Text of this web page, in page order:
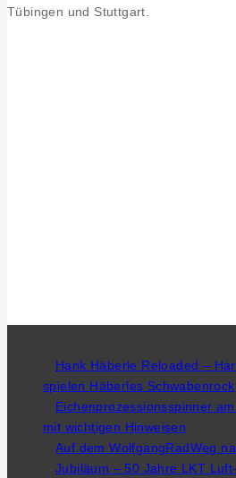
Tübingen und Stuttgart.
Hank Häberle Reloaded –
spielen Häberles Schwabenrock
Eichenprozessionsspinner
mit wichtigen Hinweisen
Auf dem WolfgangRadWeg
Jubiläum – 50 Jahre LKT